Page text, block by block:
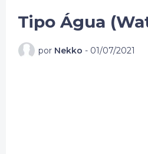
Tipo Água
por Nekko - 01/07/2021